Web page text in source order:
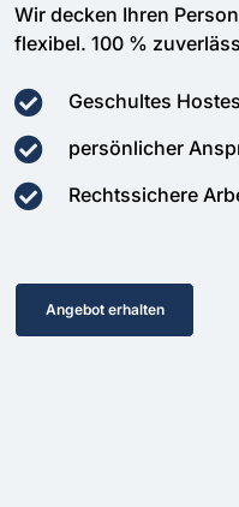
Wir decken Ihren
flexibel. 100 %
Geschultes
persönlicher
Rechtssichere
Angebot erhalten